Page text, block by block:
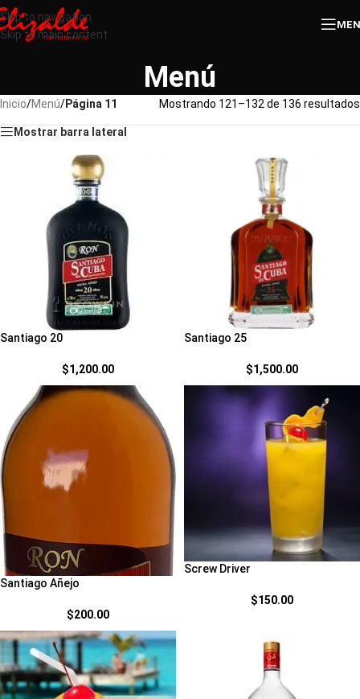
Skip to navigation
Skip to main content
Menú
Inicio/Menú/Página 11 Mostrando 121–132 de 136 resultados
Mostrar barra lateral
Santiago 20
$1,200.00
Santiago 25
$1,500.00
Santiago Añejo
$200.00
Screw Driver
$150.00